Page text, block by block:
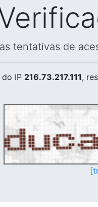
tentativas de
do IP 216.73.217.111,